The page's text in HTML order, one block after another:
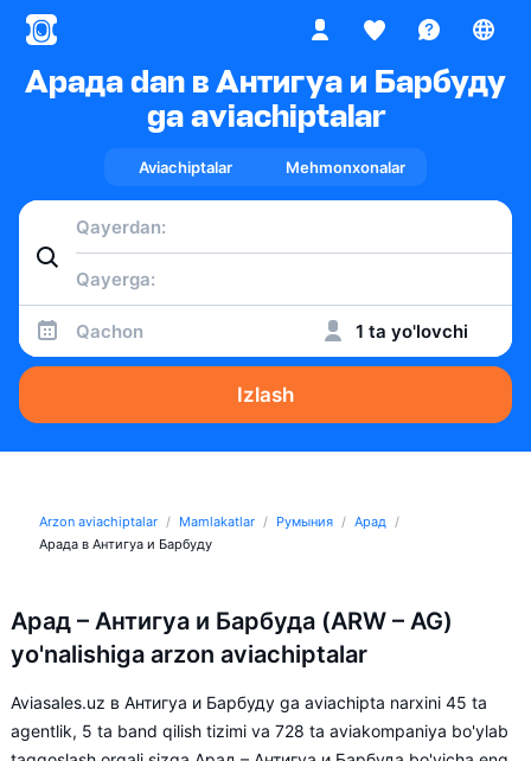
Арада dan в Антигуа и Барбуду
ga aviachiptalar
Aviachiptalar Mehmonxonalar
Qachon 1 ta yo'lovchi
Izlash
Arzon aviachiptalar Mamlakatlar Румыния
Арад
Арада в Антигуа и Барбуду
Арад – Антигуа и Барбуда (ARW – AG)
yo'nalishiga arzon aviachiptalar
Aviasales.uz в Антигуа и Барбуду ga aviachipta narxini 45 ta
agentlik, 5 ta band qilish tizimi va 728 ta aviakompaniya bo'ylab